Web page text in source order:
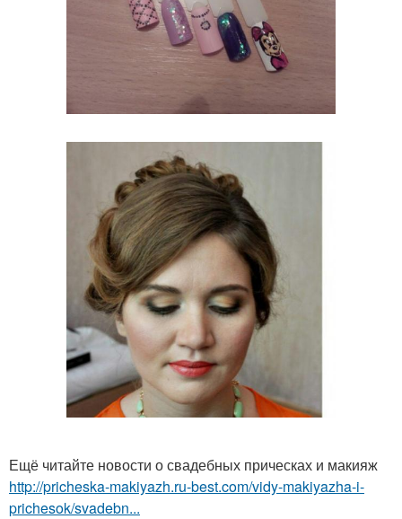
Ещё читайте новости о свадебных прическах и макияж
http://pricheska-makiyazh.ru-best.com/vidy-makiyazha-i-
prichesok/svadebn...